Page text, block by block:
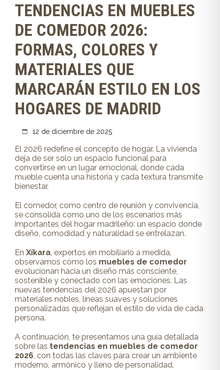
TENDENCIAS EN MUEBLES
DE COMEDOR 2026:
FORMAS, COLORES Y
MATERIALES QUE
MARCARÁN ESTILO EN LOS
HOGARES DE MADRID
12 de diciembre de 2025
El 2026 redefine el concepto de hogar. La vivienda
deja de ser solo un espacio funcional para
convertirse en un lugar emocional, donde cada
mueble cuenta una historia y cada textura transmite
bienestar.
El comedor, como centro de reunión y convivencia,
se consolida como uno de los escenarios más
importantes del hogar madrileño: un espacio donde
diseño, comodidad y naturalidad se entrelazan.
En Xíkara , expertos en mobiliario a medida,
observamos cómo los muebles de comedor
evolucionan hacia un diseño más consciente,
sostenible y conectado con las emociones. Las
nuevas tendencias del 2026 apuestan por
materiales nobles, líneas suaves y soluciones
personalizadas que reflejan el estilo de vida de cada
persona.
A continuación, te presentamos una guía detallada
sobre las tendencias en muebles de comedor
2026 , con todas las claves para crear un ambiente
moderno, armónico y lleno de personalidad.